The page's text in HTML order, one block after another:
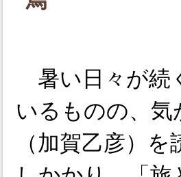
暑い日々が続
いるものの、
（加賀乙彦）